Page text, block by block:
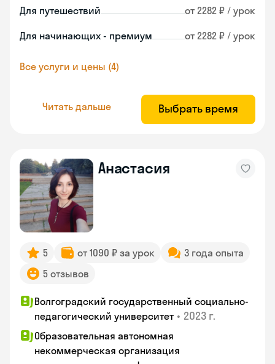
Для путешествий от 2282 ₽ / урок
Для начинающих - премиум от 2282 ₽ / урок
Все услуги и цены (4)
Читать дальше Выбрать время
Анастасия
5 от 1090 ₽ за урок
3 года опыта
5 отзывов
Волгоградский государственный социально-
педагогический университет • 2023 г.
Образовательная автономная
некоммерческая организация